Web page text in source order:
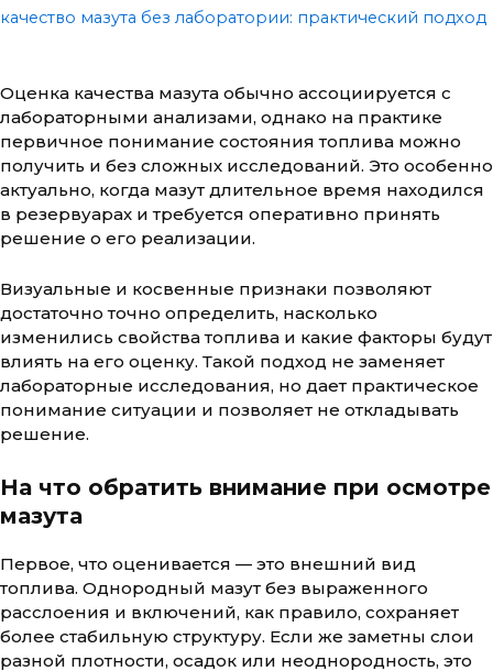
качество мазута без лаборатории: практический подход
Оценка качества мазута обычно ассоциируется с
лабораторными анализами, однако на практике
первичное понимание состояния топлива можно
получить и без сложных исследований. Это особенно
актуально, когда мазут длительное время находился
в резервуарах и требуется оперативно принять
решение о его реализации.
Визуальные и косвенные признаки позволяют
достаточно точно определить, насколько
изменились свойства топлива и какие факторы будут
влиять на его оценку. Такой подход не заменяет
лабораторные исследования, но дает практическое
понимание ситуации и позволяет не откладывать
решение.
На что обратить внимание при осмотре
мазута
Первое, что оценивается — это внешний вид
топлива. Однородный мазут без выраженного
расслоения и включений, как правило, сохраняет
более стабильную структуру. Если же заметны слои
разной плотности, осадок или неоднородность, это